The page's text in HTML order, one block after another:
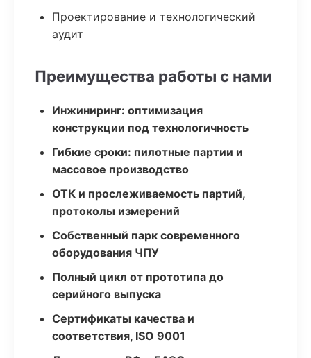
Проектирование и технологический
аудит
Преимущества работы с нами
Инжиниринг: оптимизация
конструкции под технологичность
Гибкие сроки: пилотные партии и
массовое производство
ОТК и прослеживаемость партий,
протоколы измерений
Собственный парк современного
оборудования ЧПУ
Полный цикл от прототипа до
серийного выпуска
Сертификаты качества и
соответствия, ISO 9001